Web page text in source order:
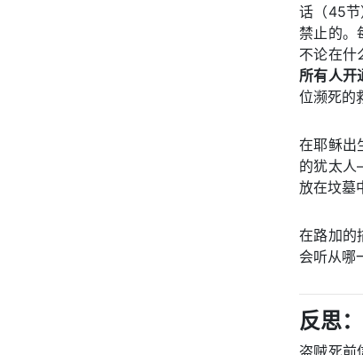
话（45节
禁止的。
不论在什
所有人开
位濒死的
在耶稣出
的犹太人
放在坟墓
在路加的
会听从哪
反思：
盗贼死前